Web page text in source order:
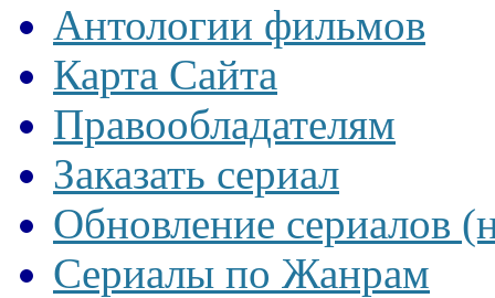
Антологии фильмов
Карта Сайта
Правообладателям
Заказать сериал
Обновление сериалов
Сериалы по Жанрам